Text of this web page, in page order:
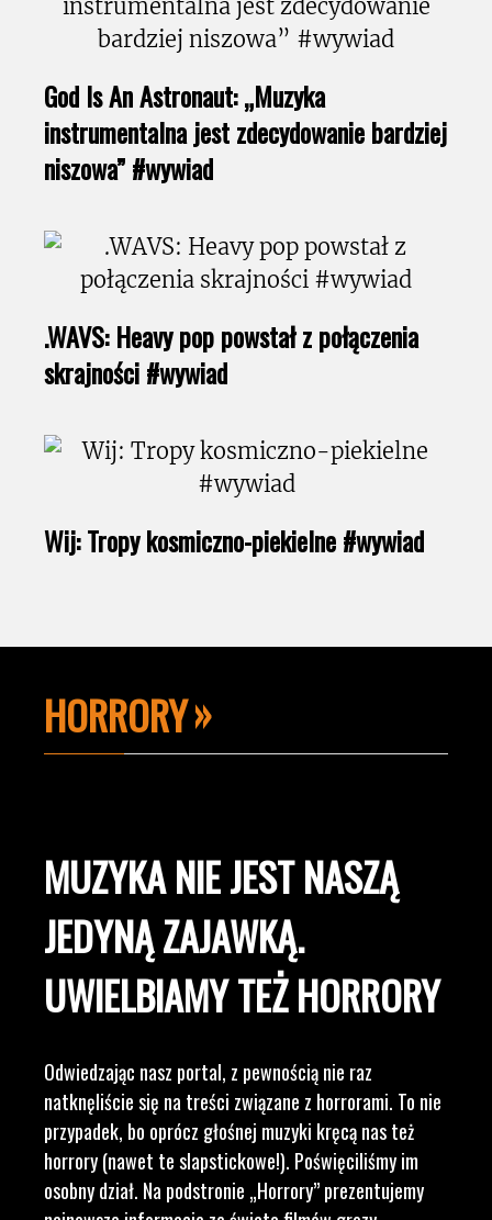
God Is An Astronaut: „Muzyka
instrumentalna jest zdecydowanie bardziej
niszowa” #wywiad
.WAVS: Heavy pop powstał z połączenia
skrajności #wywiad
Wij: Tropy kosmiczno-piekielne #wywiad
HORRORY
MUZYKA NIE JEST NASZĄ
JEDYNĄ ZAJAWKĄ.
UWIELBIAMY TEŻ HORRORY
Odwiedzając nasz portal, z pewnością nie raz
natknęliście się na treści związane z horrorami. To nie
przypadek, bo oprócz głośnej muzyki kręcą nas też
horrory (nawet te slapstickowe!). Poświęciliśmy im
osobny dział. Na podstronie „Horrory” prezentujemy